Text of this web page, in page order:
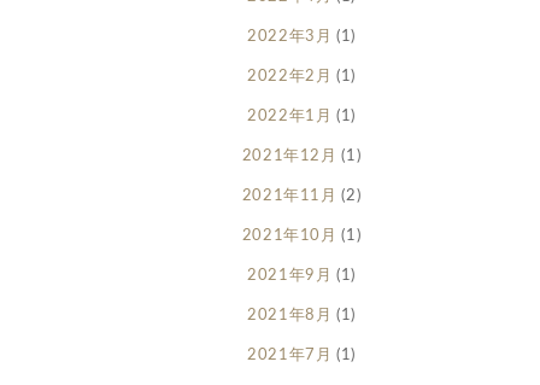
2022年3月 (1)
2022年2月 (1)
2022年1月 (1)
2021年12月 (1)
2021年11月 (2)
2021年10月 (1)
2021年9月 (1)
2021年8月 (1)
2021年7月 (1)